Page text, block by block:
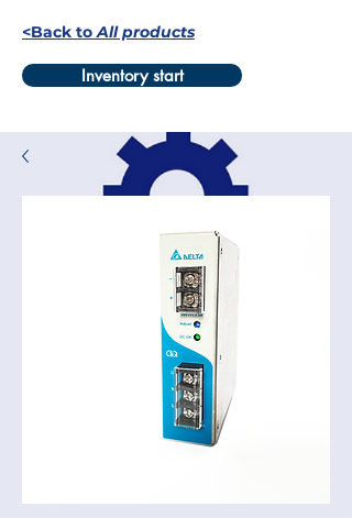
<Back toAll products
Inventory start